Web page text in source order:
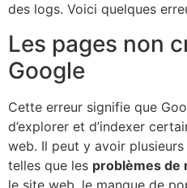
des logs. Voici quelques
Les pages non
Google
Cette erreur signifie que
d’explorer et d’indexer
web. Il peut y avoir
telles que les problèmes de
le site web, le manque de